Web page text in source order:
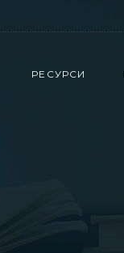
РЕСУРСИ